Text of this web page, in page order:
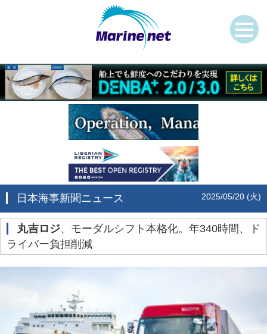
日本海事新聞ニュース 2025/05/20 (火)
丸吉ロジ、モーダルシフト本格化。年340時間、ド
ライバー負担削減